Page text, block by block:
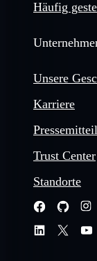
Häufig
Unsere
Karriere
Trust Center
Standorte